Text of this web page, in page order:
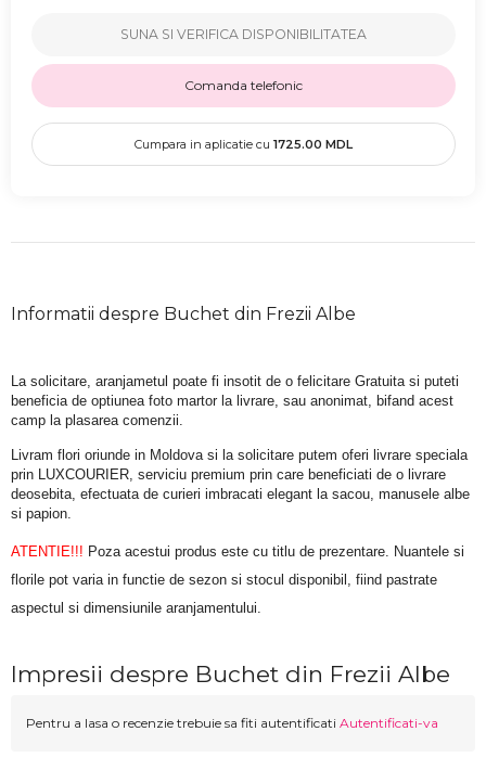
SUNA SI VERIFICA DISPONIBILITATEA
Comanda telefonic
Cumpara in aplicatie cu 1725.00 MDL
Informatii despre Buchet din Frezii Albe
La solicitare, aranjametul poate fi insotit de o felicitare Gratuita si puteti
beneficia de optiunea foto martor la livrare, sau anonimat, bifand acest
camp la plasarea comenzii.
Livram flori oriunde in Moldova si la solicitare putem oferi livrare speciala
prin LUXCOURIER, serviciu premium prin care beneficiati de o livrare
deosebita, efectuata de curieri imbracati elegant la sacou, manusele albe
si papion.
ATENTIE!!! Poza acestui produs este cu titlu de prezentare. Nuantele si
florile pot varia in functie de sezon si stocul disponibil, fiind pastrate
aspectul si dimensiunile aranjamentului.
Impresii despre Buchet din Frezii Albe
Pentru a lasa o recenzie trebuie sa fiti autentificati Autentificati-va